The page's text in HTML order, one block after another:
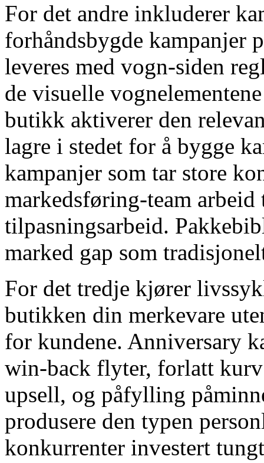
For det andre inkluderer
forhåndsbygde kampanjer
leveres med vogn-siden
de visuelle
butikk aktiverer den
lagre i stedet for å bygge
kampanjer som tar store
markedsføring-team
tilpasningsarbeid.
marked gap som
For det tredje kjører
butikken din merkevare
for kundene. Anniversary
win-back flyter, forlatt
upsell, og påfylling
produsere den typen
konkurrenter investert